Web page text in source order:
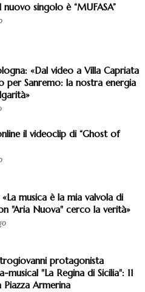
nuovo singolo è “MUFASA”
«Dal video a Villa Capriata
per Sanremo: la nostra energia
il videoclip di “Ghost of
musica è la mia valvola di
"Aria Nuova" cerco la verità»
protagonista
musical "La Regina di Sicilia": 11
Armerina